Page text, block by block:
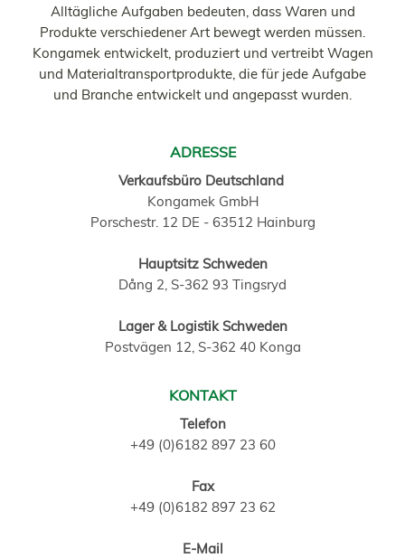
Alltägliche Aufgaben bedeuten, dass Waren und
Produkte verschiedener Art bewegt werden müssen.
Kongamek entwickelt, produziert und vertreibt Wagen
und Materialtransportprodukte, die für jede Aufgabe
und Branche entwickelt und angepasst wurden.
ADRESSE
Verkaufsbüro Deutschland
Kongamek GmbH
Porschestr. 12 DE - 63512 Hainburg
Hauptsitz Schweden
Dång 2, S-362 93 Tingsryd
Lager & Logistik Schweden
Postvägen 12, S-362 40 Konga
KONTAKT
Telefon
+49 (0)6182 897 23 60
Fax
+49 (0)6182 897 23 62
E-Mail